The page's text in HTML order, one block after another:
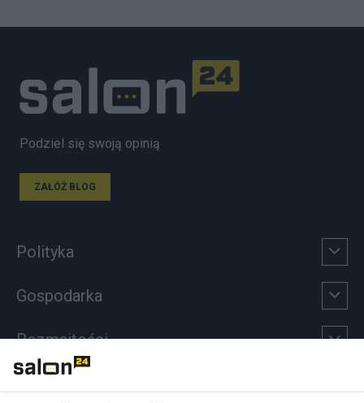
Podziel się swoją opinią
ZAŁÓŻ BLOG
Polityka
Gospodarka
Rozmaitości